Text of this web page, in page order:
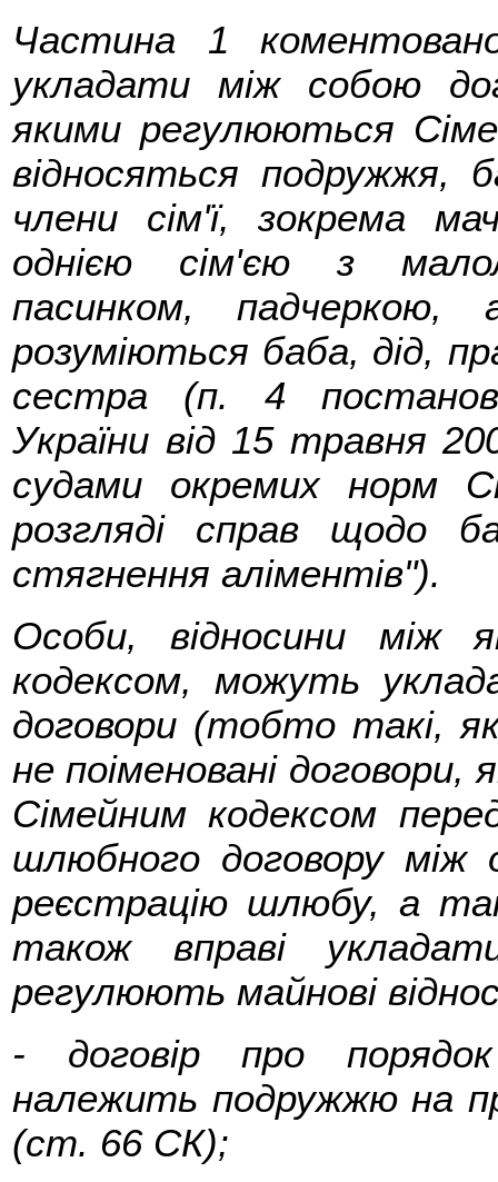
Частина 1
укладати між собою
якими регулюються
відносяться подружжя,
члени сім'ї, зокрема
однією сім'єю з
пасинком,
розуміються баба, дід,
сестра (п. 4
України від 15 травня
судами окремих норм
розгляді справ щодо
стягнення аліментів").
Особи, відносини між
кодексом, можуть
договори (тобто такі,
не поіменовані договори,
Сімейним кодексом
шлюбного договору між
реєстрацію шлюбу, а
також вправі
регулюють майнові
- договір про
належить подружжю на
(ст. 66 СК);